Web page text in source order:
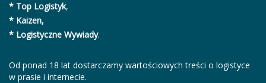
* Top Logistyk,
* Kaizen,
* Logistyczne Wywiady.
Od ponad 18 lat dostarczamy wartościowych treści o logistyce
w prasie i internecie.